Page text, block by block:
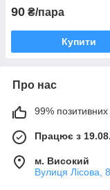
90 ₴/пара
Купити
Про нас
99% позитивних
Працює з
м. Високий
Вулиця Лісова,